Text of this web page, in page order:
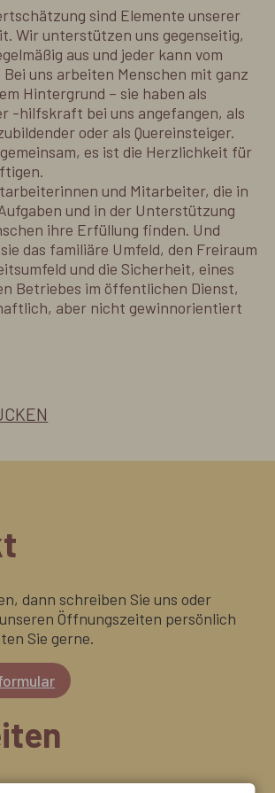
sind Elemente unserer
Wir unterstützen uns gegenseitig,
aus und jeder kann vom
uns arbeiten Menschen mit ganz
Hintergrund – sie haben als
-hilfskraft bei uns angefangen, als
oder als Quereinsteiger.
es ist die Herzlichkeit für
und Mitarbeiter, die in
und in der Unterstützung
ihre Erfüllung finden. Und
das familiäre Umfeld, den Freiraum
und die Sicherheit, eines
Betriebes im öffentlichen Dienst,
aber nicht gewinnorientiert
dann schreiben Sie uns oder
Öffnungszeiten persönlich
Sie gerne.